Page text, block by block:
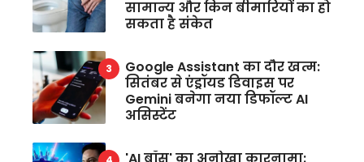
सामान्य और किन बीमारियों का हो
सकता है संकेत
Google Assistant का दौर खत्म:
सितंबर से एंड्रॉयड डिवाइस पर
Gemini बनेगा नया डिफॉल्ट AI
असिस्टेंट